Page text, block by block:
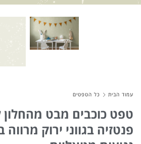
Community
Meetups
עמוד הבית כל הטפטים
טפט כוכבים מבט מהחלון
פנטזיה בגווני ירוק מרווה